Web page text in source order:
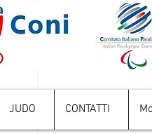
JUDO CONTATTI